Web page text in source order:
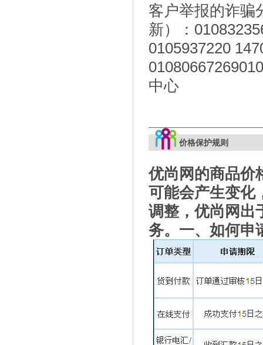
客户举报的诈骗
新）：
0105937220
中心
价格保护规则
优尚网的商品价
可能会产生变化
调整，优尚网出
务。一、如何申